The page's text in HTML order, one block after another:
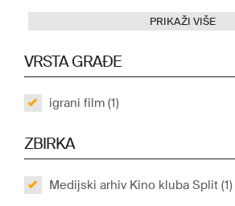
PRIKAŽI VIŠE
VRSTA GRAĐE
igrani film (1)
ZBIRKA
Medijski arhiv Kino kluba Split (1)